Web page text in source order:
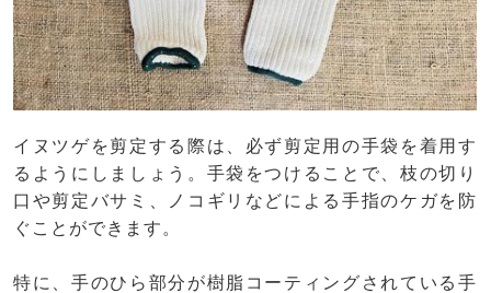
イヌツゲを剪定する際は、必ず剪定用の手袋を着用す
るようにしましょう。手袋をつけることで、枝の切り
口や剪定バサミ、ノコギリなどによる手指のケガを防
ぐことができます。
特に、手のひら部分が樹脂コーティングされている手